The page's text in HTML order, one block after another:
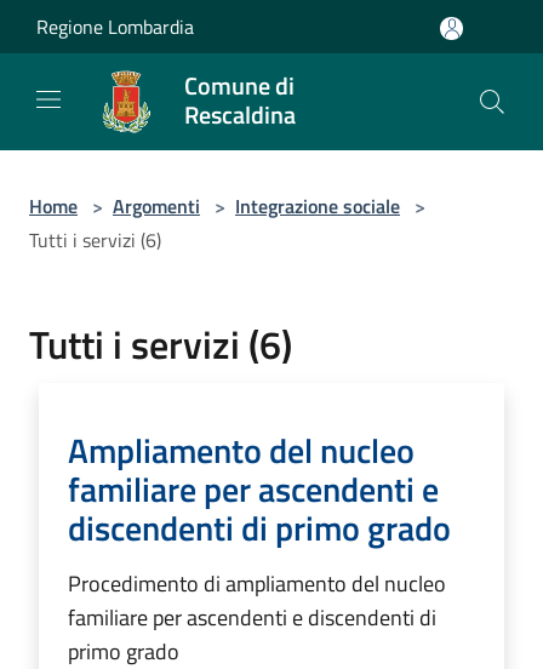
Salta al contenuto principale
Regione Lombardia
Comune di
Rescaldina
Home > Argomenti > Integrazione sociale >
Tutti i servizi (6)
Tutti i servizi (6)
Ampliamento del nucleo
familiare per ascendenti e
discendenti di primo grado
Procedimento di ampliamento del nucleo
familiare per ascendenti e discendenti di
primo grado